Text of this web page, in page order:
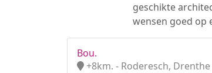
geschikte
wensen goed op
Bou.
+8km. - Roderesch, Drenthe